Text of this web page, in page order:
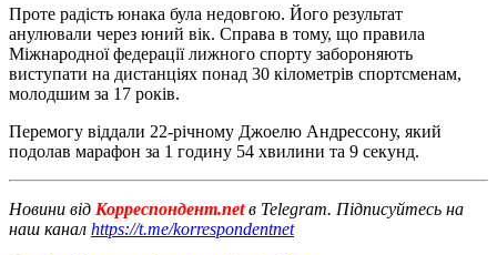
Проте радість юнака була недовгою. Його результат
анулювали через юний вік. Справа в тому, що правила
Міжнародної федерації лижного спорту забороняють
виступати на дистанціях понад 30 кілометрів спортсменам,
молодшим за 17 років.
Перемогу віддали 22-річному Джоелю Андрессону, який
подолав марафон за 1 годину 54 хвилини та 9 секунд.
Новини від Корреспондент.netв Telegram. Підписуйтесь на
наш канал https://t.me/korrespondentnet